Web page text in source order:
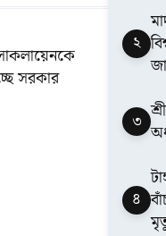
সরকার
২
৩
৪